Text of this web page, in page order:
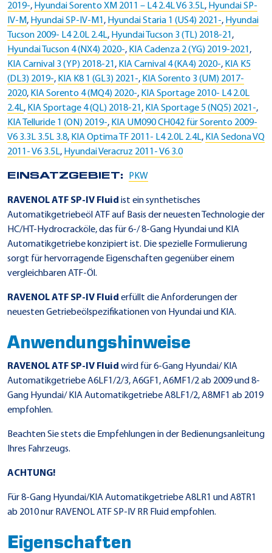
2019-, Hyundai Sorento XM 2011 – L4 2.4L V6 3.5L, Hyundai SP-
IV-M, Hyundai SP-IV-M1 , Hyundai Staria 1 (US4) 2021-, Hyundai
Tucson 2009- L4 2.0L 2.4L, Hyundai Tucson 3 (TL) 2018-21 ,
Hyundai Tucson 4 (NX4) 2020-, KIA Cadenza 2 (YG) 2019-2021 ,
KIA Carnival 3 (YP) 2018-21 , KIA Carnival 4 (KA4) 2020-, KIA K5
(DL3) 2019-, KIA K8 1 (GL3) 2021-, KIA Sorento 3 (UM) 2017-
2020, KIA Sorento 4 (MQ4) 2020-, KIA Sportage 2010- L4 2.0L
2.4L, KIA Sportage 4 (QL) 2018-21 , KIA Sportage 5 (NQ5) 2021-,
KIA Telluride 1 (ON) 2019-, KIA UM090 CH042 für Sorento 2009-
V6 3.3L 3.5L 3.8, KIA Optima TF 2011- L4 2.0L 2.4L, KIA Sedona VQ
2011- V6 3.5L, Hyundai Veracruz 2011- V6 3.0
EINSATZGEBIET: PKW
RAVENOL ATF SP-IV Fluid ist ein synthetisches
Automatikgetriebeöl ATF auf Basis der neuesten Technologie der
HC/HT-Hydrocracköle, das für 6-/ 8-Gang Hyundai und KIA
Automatikgetriebe konzipiert ist. Die spezielle Formulierung
sorgt für hervorragende Eigenschaften gegenüber einem
vergleichbaren ATF-Öl.
RAVENOL ATF SP-IV Fluid erfüllt die Anforderungen der
neuesten Getriebeölspezifikationen von Hyundai und KIA.
Anwendungshinweise
RAVENOL ATF SP-IV Fluid wird für 6-Gang Hyundai/ KIA
Automatikgetriebe A6LF1/2/3, A6GF1, A6MF1/2 ab 2009 und 8-
Gang Hyundai/ KIA Automatikgetriebe A8LF1/2, A8MF1 ab 2019
empfohlen.
Beachten Sie stets die Empfehlungen in der Bedienungsanleitung
Ihres Fahrzeugs.
ACHTUNG!
Für 8-Gang Hyundai/KIA Automatikgetriebe A8LR1 und A8TR1
ab 2010 nur RAVENOL ATF SP-IV RR Fluid empfohlen.
Eigenschaften